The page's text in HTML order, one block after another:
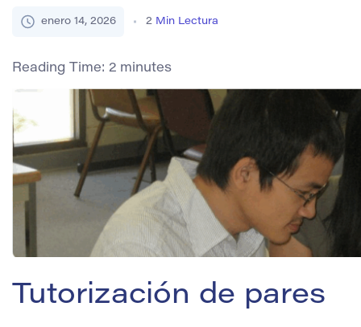
enero 14, 2026 2 Min Lectura
Reading Time: 2 minutes
Tutorización de pares